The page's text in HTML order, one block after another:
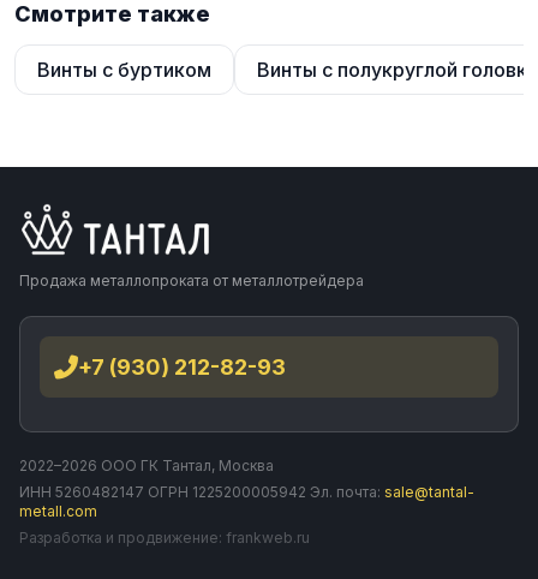
Смотрите также
Винты с буртиком Винты с полукруглой
Продажа металлопроката от металлотрейдера
+7 (930) 212-82-93
2022–2026 ООО ГК Тантал, Москва
ИНН 5260482147 ОГРН 1225200005942 Эл. почта: sale@tantal-
metall.com
Разработка и продвижение: frankweb.ru